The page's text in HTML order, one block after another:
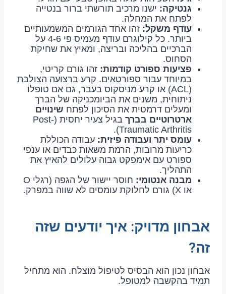
גנטיקה: ישנו מרכיב תורשתי ברור בנטייה
לפתח את המחלה.
עודף משקל: זהו אחד הגורמים המשמעותיים
ביותר. כל קילוגרם עודף מעמיס פי 4-6 על
הברכיים בהליכה ובריצה, ומאיץ את שחיקת
הסחוס.
פציעות ספורט קודמות: זהו גורם קריטי,
במיוחד עבור ספורטאים. קרע ברצועה הצולבת
(ACL) או קרע מניסקוס בעבר, גם אם טופלו
ניתוחית, משנים את הביומכניקה של הברך
ומעלים דרמטית את הסיכון לפתח שינויים
ארטרוטיים בברך
בגיל צעיר יחסית (Post-
Traumatic Arthritis).
עומס יתר ועבודה פיזית: עבודה הכוללת
כריעות מרובות, הרמת משאות כבדים או ענפי
ספורט עם אימפקט גבוה עלולים להאיץ את
התהליך.
מבנה אנטומי:
חוסר יישור של הגפה (רגלי O
או X) גורם לחלוקת עומסים לא שווה במפרק.
אבחון מדויק: איך יודעים שזה
זה?
אבחון נכון הוא הבסיס לטיפול מוצלח. הוא מתחיל
תמיד בהקשבה למטופל.